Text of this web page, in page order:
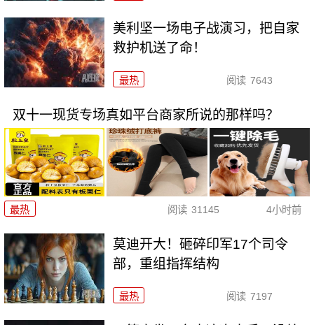
美利坚一场电子战演习，把自家
救护机送了命！
最热 阅读 7643
双十一现货专场真如平台商家所说的那样吗？
最热 阅读 31145 4小时前
莫迪开大！砸碎印军17个司令
部，重组指挥结构
最热 阅读 7197